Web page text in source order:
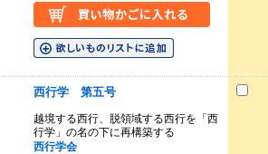
西行学 第五号
越境する西行、脱領域する西行を「西
行学」の名の下に再構築する
西行学会